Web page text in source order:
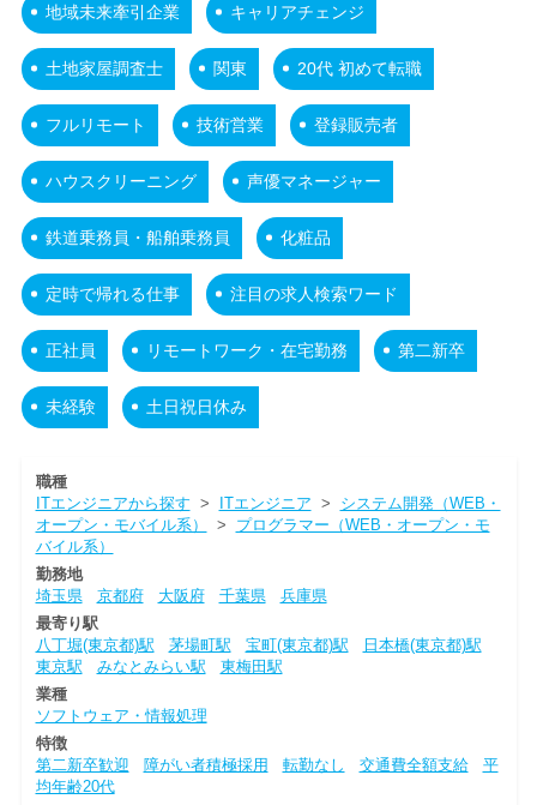
地域未来牽引企業 キャリアチェンジ
土地家屋調査士 関東 20代 初めて転職
フルリモート 技術営業 登録販売者
ハウスクリーニング 声優マネージャー
鉄道乗務員・船舶乗務員 化粧品
定時で帰れる仕事 注目の求人検索ワード
正社員 リモートワーク・在宅勤務 第二新卒
未経験 土日祝日休み
職種
ITエンジニアから探す > ITエンジニア > システム開発（WEB・
オープン・モバイル系）
> プログラマー（WEB・オープン・モ
バイル系）
勤務地
埼玉県
京都府 大阪府 千葉県
兵庫県
最寄り駅
八丁堀(東京都)駅
茅場町駅 宝町(東京都)駅
日本橋(東京都)駅
東京駅
みなとみらい駅
東梅田駅
業種
ソフトウェア・情報処理
特徴
第二新卒歓迎
障がい者積極採用 転勤なし 交通費全額支給
平
均年齢20代